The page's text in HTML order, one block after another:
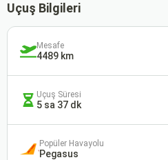
Uçuş Bilgileri
Mesafe
4489 km
Uçuş Süresi
5 sa 37 dk
Popüler Havayolu
Pegasus